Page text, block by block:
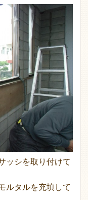
ッシを取り付けて
ルタルを充填して